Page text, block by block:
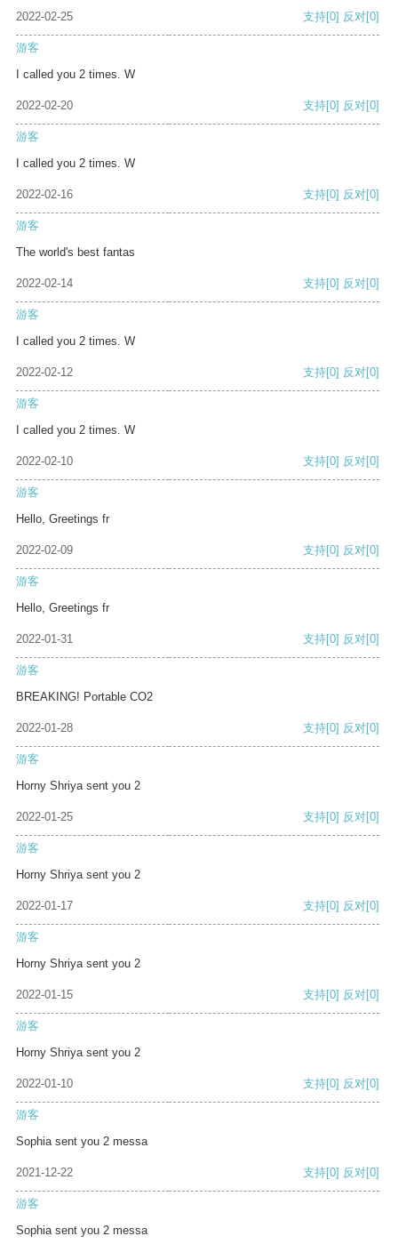
2022-02-25 支持[0] 反对[0]
游客
I called you 2 times. W
2022-02-20 支持[0] 反对[0]
游客
I called you 2 times. W
2022-02-16 支持[0] 反对[0]
游客
The world's best fantas
2022-02-14 支持[0] 反对[0]
游客
I called you 2 times. W
2022-02-12 支持[0] 反对[0]
游客
I called you 2 times. W
2022-02-10 支持[0] 反对[0]
游客
Hello, Greetings fr
2022-02-09 支持[0] 反对[0]
游客
Hello, Greetings fr
2022-01-31 支持[0] 反对[0]
游客
BREAKING! Portable CO2
2022-01-28 支持[0] 反对[0]
游客
Horny Shriya sent you 2
2022-01-25 支持[0] 反对[0]
游客
Horny Shriya sent you 2
2022-01-17 支持[0] 反对[0]
游客
Horny Shriya sent you 2
2022-01-15 支持[0] 反对[0]
游客
Horny Shriya sent you 2
2022-01-10 支持[0] 反对[0]
游客
Sophia sent you 2 messa
2021-12-22 支持[0] 反对[0]
游客
Sophia sent you 2 messa